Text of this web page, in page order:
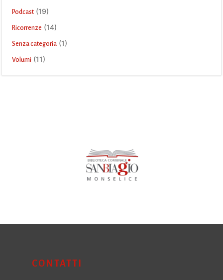
Podcast (19)
Ricorrenze (14)
Senza categoria (1)
Volumi (11)
CONTATTI